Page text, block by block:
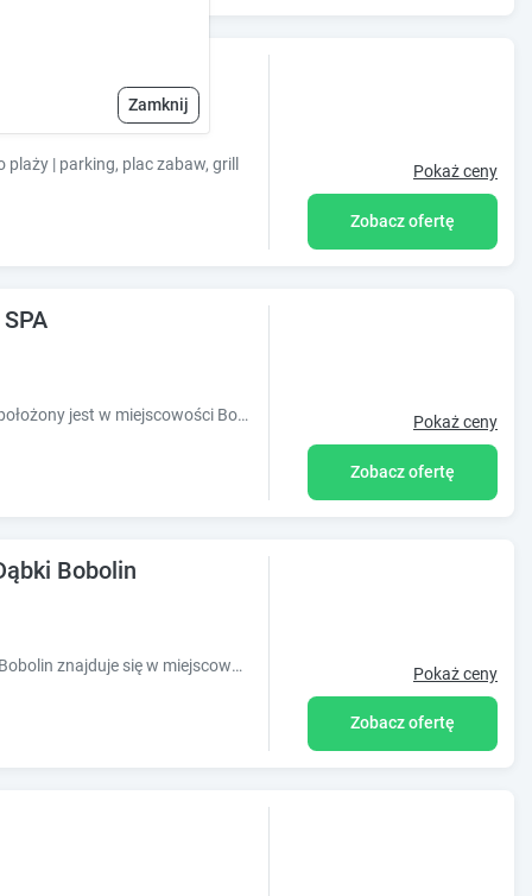
Zamknij
| parking, plac zabaw, grill Pokaż ceny
Zobacz ofertę
Obiekt odNova - Holiday home with SPA położony jest w miejscowości Bobolin i oferuje bezpłatne Wi-Fi, ogród, dostęp do sauny oraz wanny z hydrom Pokaż ceny
Zobacz ofertę
Bobolin
Obiekt Domki Letniskowe Malinka Dąbki Bobolin znajduje się w miejscowości Bobolin i oferuje bezpłatne Wi-Fi, bezpłatny prywatny parking oraz wido Pokaż ceny
Zobacz ofertę